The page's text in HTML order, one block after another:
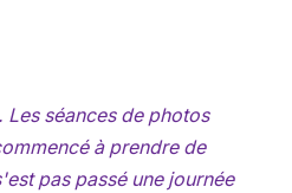
Les séances de photos
à prendre de
pas passé une journée